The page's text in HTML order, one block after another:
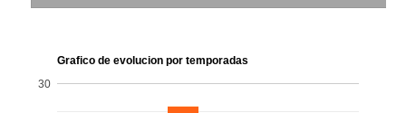
Grafico de evolucion por temporadas
30